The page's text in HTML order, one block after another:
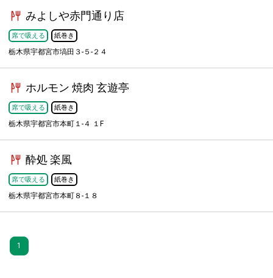
みよしや赤門通り店
席で吸える 紙巻き
栃木県宇都宮市塙田３-５-２４
ホルモン 焼肉 玄遊亭
席で吸える 紙巻き
栃木県宇都宮市本町１-４ １F
酔処 楽風
席で吸える 紙巻き
栃木県宇都宮市本町８-１８
1